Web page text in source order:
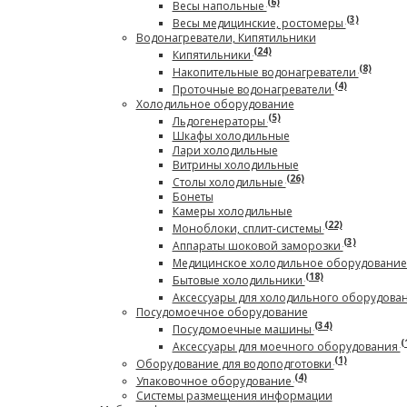
Весы напольные
Весы медицинские, ростомеры(3)
Водонагреватели, Кипятильники
Кипятильники(24)
Накопительные водонагреватели(8)
Проточные водонагреватели(4)
Холодильное оборудование
Льдогенераторы(5)
Шкафы холодильные
Лари холодильные
Витрины холодильные
Столы холодильные(26)
Бонеты
Камеры холодильные
Моноблоки, сплит-системы(22)
Аппараты шоковой заморозки(3)
Медицинское холодильное
Бытовые холодильники(18)
Аксессуары для холодильного
Посудомоечное оборудование
Посудомоечные машины(34)
Аксессуары для моечного оборудования
Оборудование для водоподготовки(1)
Упаковочное оборудование(4)
Системы размещения информации